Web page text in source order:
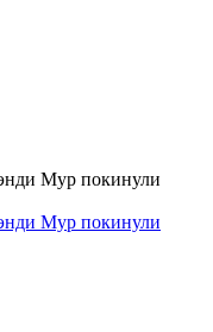
Мур покинули
Мур покинули